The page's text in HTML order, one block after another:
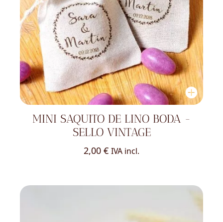
MINI SAQUITO DE LINO BODA -
SELLO VINTAGE
2,00 € IVA incl.